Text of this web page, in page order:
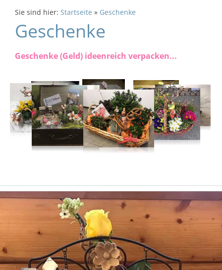
Sie sind hier: Startseite » Geschenke
Geschenke
Geschenke (Geld) ideenreich verpacken...